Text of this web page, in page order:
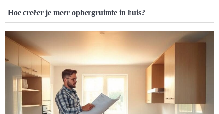
Hoe creëer je meer opbergruimte in huis?